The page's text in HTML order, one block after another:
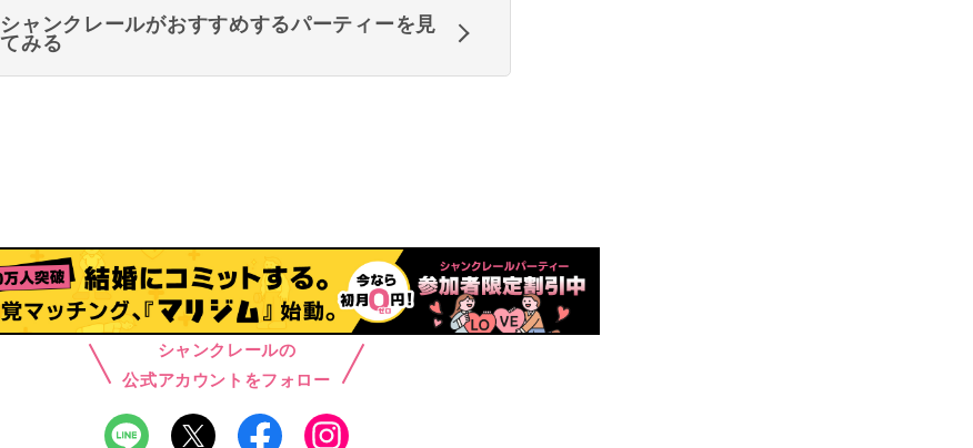
シャンクレールがおすすめするパーティーを見
てみる
シャンクレールの
公式アカウントをフォロー